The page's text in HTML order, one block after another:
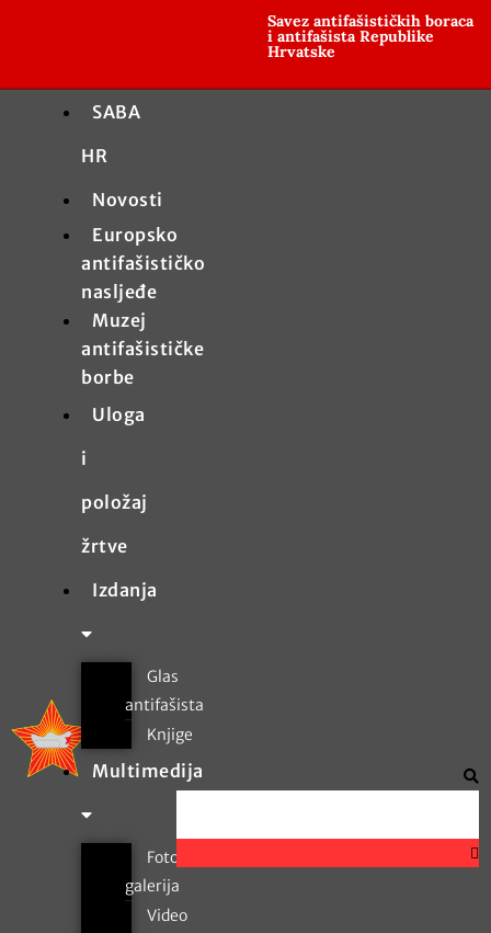
Savez antifašističkih boraca
i antifašista Republike
Hrvatske
SABA
HR
Novosti
Europsko
antifašističko
nasljeđe
Muzej
antifašističke
borbe
Uloga
i
položaj
žrtve
Izdanja
Glas
antifašista
Knjige
Multimedija
Foto
galerija
Video